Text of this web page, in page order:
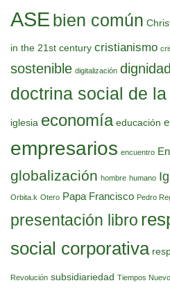
ASE bien común
in the 21st century cristianismo
sostenible digitalización dignidad
doctrina social de
iglesia economía educación
empresarios encuentro
globalización hombre humano
Orbita.k Otero Papa Francisco Pedro
presentación libro
social corporativa
Revolución subsidiariedad Tiempos